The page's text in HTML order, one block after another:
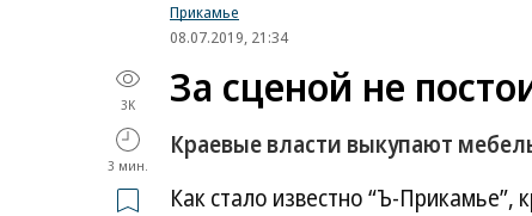
Прикамье
08.07.2019, 21:34
3K
3 мин.
За сценой не
Краевые власти выкупают
Как стало известно “Ъ-